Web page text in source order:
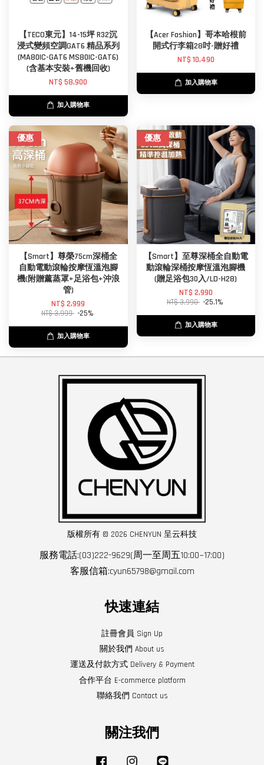
【TECO東元】14-15坪 R32沉
浸式變頻空調GAT6 精品系列
(MA80IC-GAT6 MS80IC-GAT6)
(含基本安裝+舊機回收)
NT$ 58,900
加入購物車
【Acer Fashion】哥本哈根前
開式行李箱28吋-贈好禮
NT$ 10,490
加入購物車
優惠
【Smart】尊榮75cm深桶全
自動電動滾輪按摩恆溫泡腳
機(附贈薰蒸罩+足浴包+沖浪
管)
NT$ 2,999
NT$ 3,999 -25%
加入購物車
優惠
【Smart】至尊深桶全自動電
動滾輪深桶按摩恆溫泡腳機
(贈足浴包30入/LD-H28)
NT$ 2,990
NT$ 3,990 -25.1%
加入購物車
版權所有 © 2026 CHENYUN 呈云科技
服務電話:(03)222-9629(周一至周五10:00~17:00)
客服信箱:cyun65798@gmail.com
快速連結
註冊會員 Sign Up
關於我們 About us
運送及付款方式 Delivery & Payment
合作平台 E-commerce platform
聯絡我們 Contact us
關注我們
Facebook Instagram